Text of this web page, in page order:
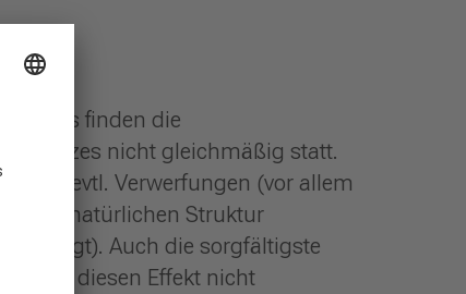
Holzes finden die
Holzes nicht gleichmäßig statt.
und evtl. Verwerfungen (vor allem
natürlichen Struktur
Auch die sorgfältigste
diesen Effekt nicht